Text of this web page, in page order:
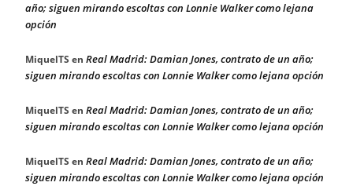
año; siguen mirando escoltas con Lonnie Walker como lejana
opción
MiquelTS en Real Madrid: Damian Jones, contrato de un año;
siguen mirando escoltas con Lonnie Walker como lejana opción
MiquelTS en Real Madrid: Damian Jones, contrato de un año;
siguen mirando escoltas con Lonnie Walker como lejana opción
MiquelTS en Real Madrid: Damian Jones, contrato de un año;
siguen mirando escoltas con Lonnie Walker como lejana opción